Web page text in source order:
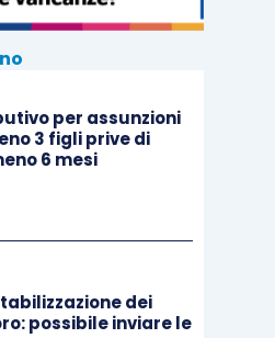
per assunzioni
3 figli prive di
6 mesi
dei
possibile inviare le